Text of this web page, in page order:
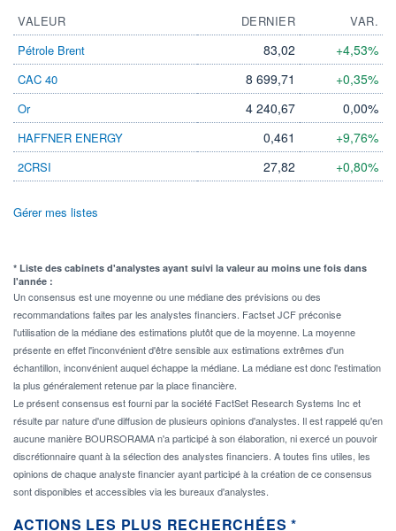
VALEUR DERNIER
VAR.
Pétrole Brent
83,02 +4,53%
CAC 40 8 699,71 +0,35%
Or 4 240,67 0,00%
HAFFNER ENERGY 0,461 +9,76%
2CRSI 27,82 +0,80%
Gérer mes listes
* Liste des cabinets d'analystes ayant suivi la valeur au moins une fois dans
l'année :
Un consensus est une moyenne ou une médiane des prévisions ou des
recommandations faites par les analystes financiers. Factset JCF préconise
l'utilisation de la médiane des estimations plutôt que de la moyenne. La moyenne
présente en effet l'inconvénient d'être sensible aux estimations extrêmes d'un
échantillon, inconvénient auquel échappe la médiane. La médiane est donc l'estimation
la plus généralement retenue par la place financière.
Le présent consensus est fourni par la société FactSet Research Systems Inc et
résulte par nature d'une diffusion de plusieurs opinions d'analystes. Il est rappelé qu'en
aucune manière BOURSORAMA n'a participé à son élaboration, ni exercé un pouvoir
discrétionnaire quant à la sélection des analystes financiers. A toutes fins utiles, les
opinions de chaque analyste financier ayant participé à la création de ce consensus
sont disponibles et accessibles via les bureaux d'analystes.
ACTIONS LES PLUS RECHERCHÉES *